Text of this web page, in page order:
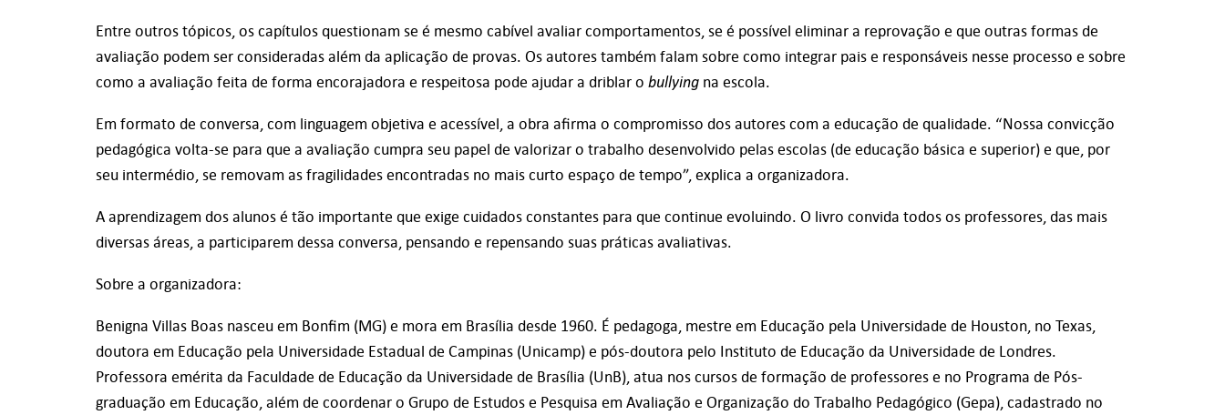
Entre outros tópicos, os capítulos questionam se é mesmo cabível avaliar comportamentos, se é possível eliminar a reprovação e que outras formas de
avaliação podem ser consideradas além da aplicação de provas. Os autores também falam sobre como integrar pais e responsáveis nesse processo e sobre
como a avaliação feita de forma encorajadora e respeitosa pode ajudar a driblar o bullying na escola.
Em formato de conversa, com linguagem objetiva e acessível, a obra afirma o compromisso dos autores com a educação de qualidade. “Nossa convicção
pedagógica volta-se para que a avaliação cumpra seu papel de valorizar o trabalho desenvolvido pelas escolas (de educação básica e superior) e que, por
seu intermédio, se removam as fragilidades encontradas no mais curto espaço de tempo”, explica a organizadora.
A aprendizagem dos alunos é tão importante que exige cuidados constantes para que continue evoluindo. O livro convida todos os professores, das mais
diversas áreas, a participarem dessa conversa, pensando e repensando suas práticas avaliativas.
Sobre a organizadora:
Benigna Villas Boas nasceu em Bonfim (MG) e mora em Brasília desde 1960. É pedagoga, mestre em Educação pela Universidade de Houston, no Texas,
doutora em Educação pela Universidade Estadual de Campinas (Unicamp) e pós-doutora pelo Instituto de Educação da Universidade de Londres.
Professora emérita da Faculdade de Educação da Universidade de Brasília (UnB), atua nos cursos de formação de professores e no Programa de Pós-
graduação em Educação, além de coordenar o Grupo de Estudos e Pesquisa em Avaliação e Organização do Trabalho Pedagógico (Gepa), cadastrado no